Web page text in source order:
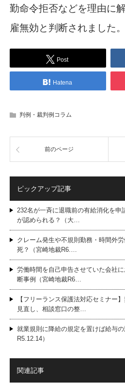
勤命令拒否などを理由に
雇無効と判断されました。
Post
Hatena
判例・裁判例コラム
前のページ
ピックアップ記事
232名が一斉に退職前の有給消化を申
が認められる？（大…
クレーム発生や不規則勤務・時間外
死？（宮崎地裁R6.…
労働時間を自己申告させていた会社
断事例（宮崎地裁R6…
【フリーランス保護法対応セミナー
見直し、相談窓口の整…
就業規則に降給の規定を置けば給与
R5.12.14）
関連記事